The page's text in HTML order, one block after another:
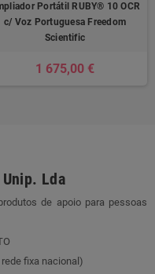
Portátil RUBY® 10 OCR
c/ Voz Portuguesa Freedom
Scientific
1 675,00 €
Lda
de apoio para pessoas
fixa nacional)